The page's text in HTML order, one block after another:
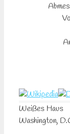
Weißes Haus
Washington,